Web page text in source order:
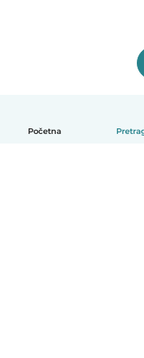
Početna